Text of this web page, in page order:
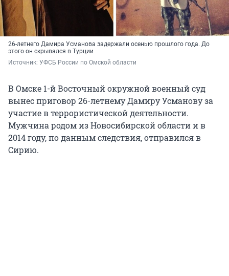
26-летнего Дамира Усманова задержали осенью прошлого года. До
этого он скрывался в Турции
Источник: УФСБ России по Омской области
В Омске 1-й Восточный окружной военный суд
вынес приговор 26-летнему Дамиру Усманову за
участие в террористической деятельности.
Мужчина родом из Новосибирской области и в
2014 году, по данным следствия, отправился в
Сирию.